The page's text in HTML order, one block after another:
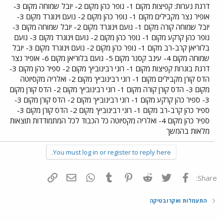
דרגת נערות: קפיצות מקום 1- נופר כהן מקום 2- יובל שמוחה מקום 3-
אופיר נצר מקבילים מקום 1- נופר כהן מקום 2- נועם וינוגרד מקום 3-
יובל שמוחה קורה מקום 1- נועם וינוגרד מקום 2- יובל שמוחה מקום 3-
נופר כהן קרקע מקום 1- נופר כהן מקום 2- נועם וינוגרד מקום 3- נועם
בלוריאן קרב-רב מקום 1- נופר כהן מקום 2- נועם וינוגרד מקום 3- יובל
שמוחה מקום 4- עינב קסנר מקום 5- נועם בלוריאן מקום 6- אופיר נצר
דרגת בוגרות קפיצות מקום 1- רוני רבינוביץ' מקום 2- ספיר כהן מקום 3-
הדס קורן מקבילים מקום 1- רוני רבינוביץ' מקום 2- ואלריה מקסיוטה
מקום 3- הדס קורן קורה מקום 1- רוני רבינוביץ' מקום 2- הדס קורן מקום
3- ספיר כהן קרקע מקום 1- רוני רבינוביץ' מקום 2- הדס קורן מקום 3-
ספיר כהן קרב-רב מקום 1- רוני רבינוביץ' מקום 2- הדס קורן מקום 3-
ספיר כהן מקום 4- ואלריה מקסיוטה כל הכבוד לכל המתמודדות תוצאות
מלאות בהמשך
You must log in or register to reply here.
Share: פייסבוק Twitter
Reddit
Pinterest
Tumblr
WhatsAppדואר אלקטרוני
התעמלות ואקרובטיקה